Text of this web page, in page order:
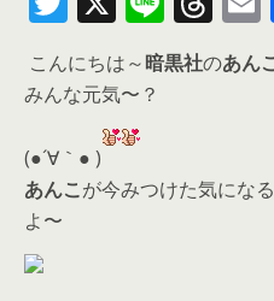
itt
er
n
e
h
re
s
こんにちは～暗黒社のあん
みんな元気〜？
(●´∀｀● )
あんこが今みつけた気にな
よ〜